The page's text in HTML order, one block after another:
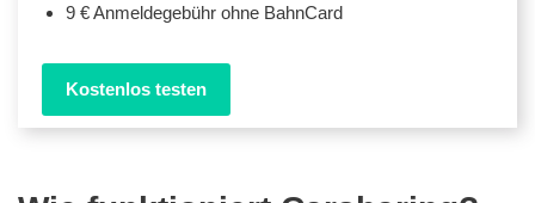
9 € Anmeldegebühr ohne BahnCard
Kostenlos testen